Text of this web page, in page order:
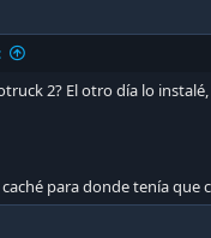
2? El otro día lo
para donde tenía que